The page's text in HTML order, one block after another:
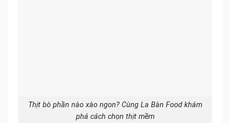
Thịt bò phần nào xào ngon? Cùng La Bàn Food khám
phá cách chọn thịt mềm